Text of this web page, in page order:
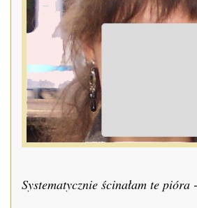
Systematycznie ścinałam te